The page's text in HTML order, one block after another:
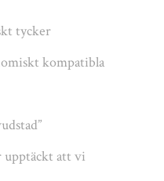
tycker
kompatibla
upptäckt att vi